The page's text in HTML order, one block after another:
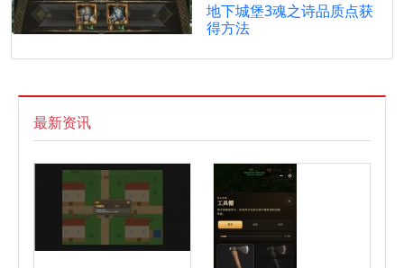
地下城堡3魂之诗品质点获
得方法
最新资讯